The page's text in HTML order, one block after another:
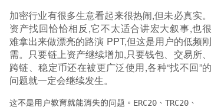
加密行业有很多生意看起来很热闹,但未必真实。
资产找回恰恰相反,它不太适合讲宏大叙事,也很
难拿出来做漂亮的路演 PPT,但这是用户的低频刚
需。只要链上资产继续增加,只要钱包、交易所、
跨链、稳定币还在被更广泛使用,各种“找不回”的
问题就一定会继续发生。
这不是用户教育就能消失的问题。 ERC20 、 TRC20 、